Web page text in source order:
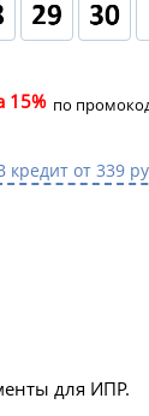
15% по
кредит от 339
для ИПР.